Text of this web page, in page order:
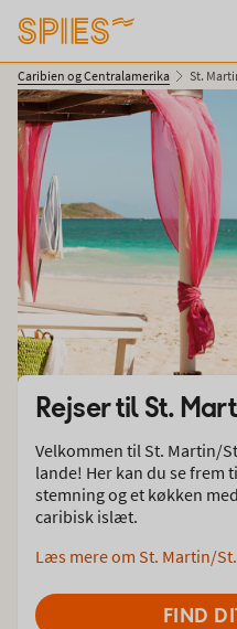
Caribien og Centralamerika St.
Vis billeder
Rejser til St.
Velkommen til St. Martin/
lande! Her kan du se frem
stemning og et køkken
caribisk islæt.
Læs mere om St. Martin/
FIND